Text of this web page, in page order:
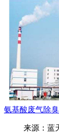
氨基酸废气除
来源：蓝